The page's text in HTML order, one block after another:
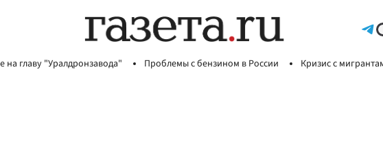
на главу "Уралдронзавода" Проблемы с бензином в России Кризис с